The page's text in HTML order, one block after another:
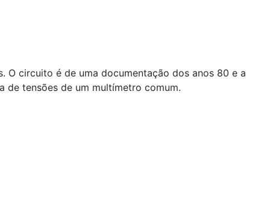
O circuito é de uma documentação dos anos 80 e a
de tensões de um multímetro comum.